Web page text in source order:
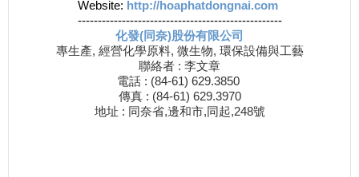
Website: http://hoaphatdongnai.com
---------------------------------------------------
化發(同奈)股份有限公司
專生產, 經營化學原料, 微生物, 環保設備與工藝
聯絡者 : 李文章
電話 : (84-61) 629.3850
傳真 : (84-61) 629.3970
地址 : 同奈省,邊和市,同起,248號